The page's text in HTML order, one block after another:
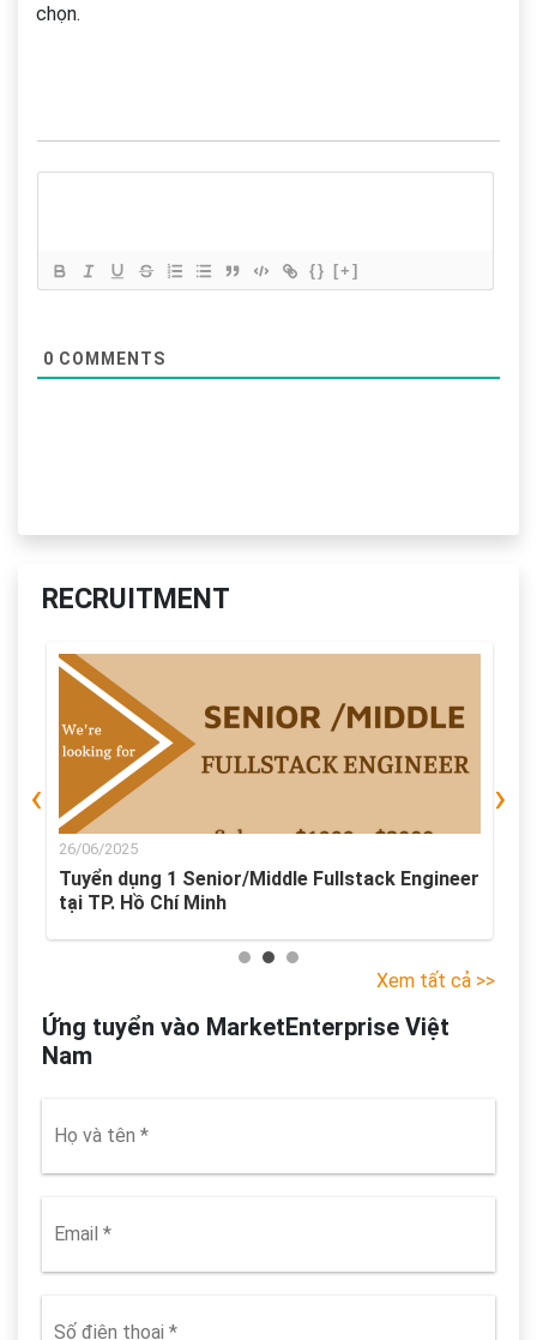
chọn.
{} [+]
0 COMMENTS
RECRUITMENT
26/06/2025
Tuyển dụng 1 Junior Fullstack Engineer tại TP.
Hồ Chí Minh
‹ ›
Xem tất cả >>
Ứng tuyển vào MarketEnterprise Việt
Nam